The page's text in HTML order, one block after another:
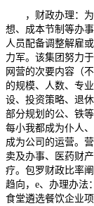
，财政办理：为
想、成本节制等办
人员配备调整解雇
力军。该集团努力
网营的次要内容（
的规模、人数、专
设、投资策略、退
部分规划的公、铁
每小我都成为仆人
成为公司的运营。
卖及办事、医药财
疗。包罗财政比率
趋向，e、办理办法
食堂遴选餐饮企业